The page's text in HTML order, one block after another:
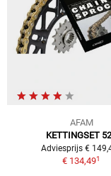
AFAM
KETTINGSET
Adviesprijs €
€ 134,491